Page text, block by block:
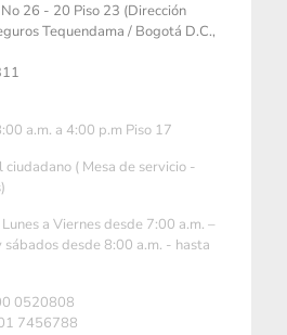
26 - 20 Piso 23 (Dirección
Tequendama / Bogotá D.C.,
a.m. a 4:00 p.m Piso 17
ciudadano ( Mesa de servicio -
a Viernes desde 7:00 a.m. –
desde 8:00 a.m. - hasta
0520808
7456788